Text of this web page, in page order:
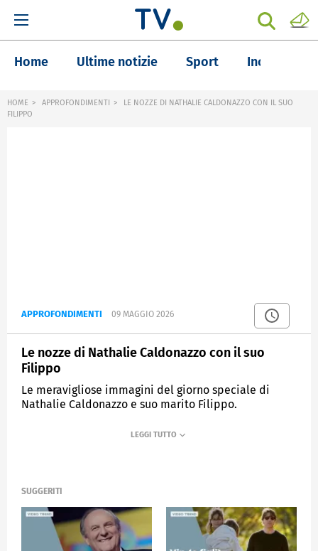
Home Ultime notizie Sport Inchieste
HOME APPROFONDIMENTI
LE NOZZE DI NATHALIE CALDONAZZO CON IL SUO
FILIPPO
APPROFONDIMENTI 09 MAGGIO 2026
Le nozze di Nathalie Caldonazzo con il suo
Filippo
Le meravigliose immagini del giorno speciale di
Nathalie Caldonazzo e suo marito Filippo.
VERISSIMO
SUGGERITI